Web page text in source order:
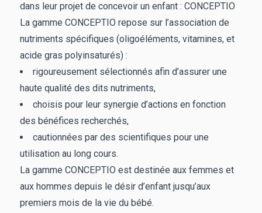
dans leur projet de concevoir un enfant : CONCEPTIO
La gamme CONCEPTIO repose sur l’association de
nutriments spécifiques (oligoéléments, vitamines, et
acide gras polyinsaturés) :
rigoureusement sélectionnés afin d’assurer une
haute qualité des dits nutriments,
choisis pour leur synergie d’actions en fonction
des bénéfices recherchés,
cautionnées par des scientifiques pour une
utilisation au long cours.
La gamme CONCEPTIO est destinée aux femmes et
aux hommes depuis le désir d’enfant jusqu’aux
premiers mois de la vie du bébé.